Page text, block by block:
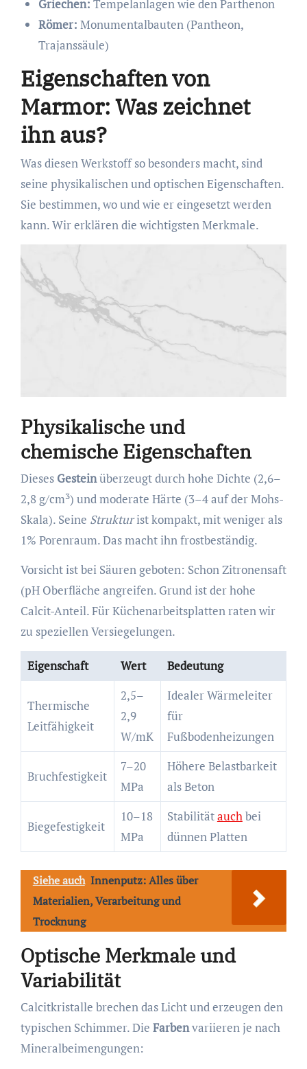
Griechen: Tempelanlagen wie den Parthenon
Römer: Monumentalbauten (Pantheon,
Trajanssäule)
Eigenschaften von
Marmor: Was zeichnet
ihn aus?
Was diesen Werkstoff so besonders macht, sind
seine physikalischen und optischen Eigenschaften.
Sie bestimmen, wo und wie er eingesetzt werden
kann. Wir erklären die wichtigsten Merkmale.
Physikalische und
chemische Eigenschaften
Dieses Gesteinüberzeugt durch hohe Dichte (2,6–
2,8 g/cm³) und moderate Härte (3–4 auf der Mohs-
Skala). Seine Strukturist kompakt, mit weniger als
1% Porenraum. Das macht ihn frostbeständig.
Vorsicht ist bei Säuren geboten: Schon Zitronensaft
(pH Oberfläche angreifen. Grund ist der hohe
Calcit-Anteil. Für Küchenarbeitsplatten raten wir
zu speziellen Versiegelungen.
Eigenschaft Wert Bedeutung
Thermische
Leitfähigkeit
2,5–
2,9
W/mK
Idealer Wärmeleiter
für
Fußbodenheizungen
Bruchfestigkeit
7–20
MPa
Höhere Belastbarkeit
als Beton
Biegefestigkeit
10–18
MPa
Stabilitätauchbei
dünnen Platten
Siehe auch Innenputz: Alles über
Materialien, Verarbeitung und
Trocknung
Optische Merkmale und
Variabilität
Calcitkristalle brechen das Licht und erzeugen den
typischen Schimmer. Die Farbenvariieren je nach
Mineralbeimengungen: